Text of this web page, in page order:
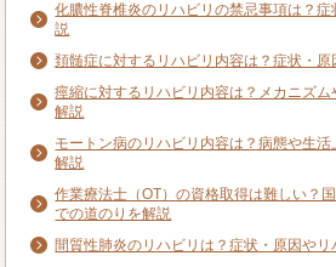
化膿性脊椎炎のリハビリの禁忌事項は？
説
頚髄症に対するリハビリ内容は？症状・
痙縮に対するリハビリ内容は？メカニズ
解説
モートン病のリハビリ内容は？病態や生
解説
作業療法士（OT）の資格取得は難しい？
での道のりを解説
間質性肺炎のリハビリは？症状・原因や